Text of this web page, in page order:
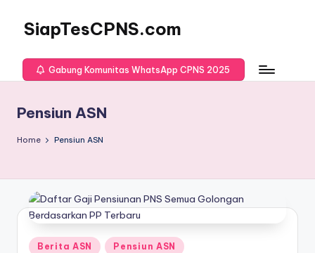
SiapTesCPNS.com
Gabung Komunitas WhatsApp CPNS 2025
Pensiun ASN
Home Pensiun ASN
Posted
Berita ASN Pensiun ASN